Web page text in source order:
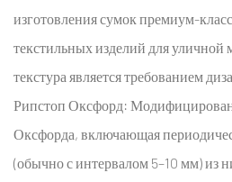
изготовления сумок премиум-
текстильных изделий для уличной
текстура является требованием
Рипстоп Оксфорд:
Оксфорда, включающая
(обычно с интервалом 5–10 мм) из